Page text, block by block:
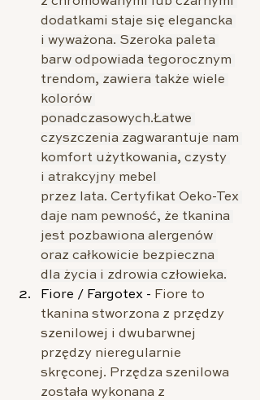
dodatkami staje się elegancka
i wyważona. Szeroka paleta
barw odpowiada tegorocznym
trendom, zawiera także wiele
kolorów
ponadczasowych.Łatwe
czyszczenia zagwarantuje nam
komfort użytkowania, czysty
i atrakcyjny mebel
przez lata. Certyfikat Oeko-Tex
daje nam pewność, że tkanina
jest pozbawiona alergenów
oraz całkowicie bezpieczna
dla życia i zdrowia człowieka.
Fiore / Fargotex - Fiore to
tkanina stworzona z przędzy
szenilowej i dwubarwnej
przędzy nieregularnie
skręconej. Przędza szenilowa
została wykonana z